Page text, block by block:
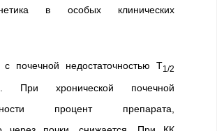
в особых клинических
почечной недостаточностью T1/2
При хронической почечной
процент препарата,